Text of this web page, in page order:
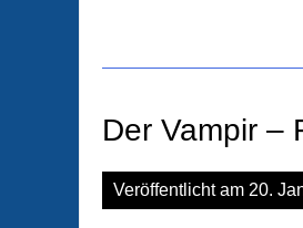
Der Vampir –
Veröffentlicht am 20.